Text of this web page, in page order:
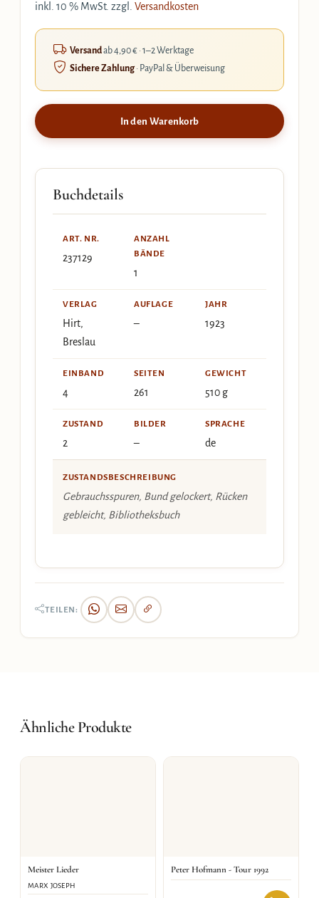
inkl. 10 % MwSt. zzgl. Versandkosten
Versandab 4,90 € · 1–2 Werktage
Sichere Zahlung· PayPal & Überweisung
In den Warenkorb
Buchdetails
ART. NR.
237129
ANZAHL
BÄNDE
1
VERLAG
Hirt,
Breslau
AUFLAGE
–
JAHR
1923
EINBAND
4
SEITEN
261
GEWICHT
510 g
ZUSTAND
2
BILDER
–
SPRACHE
de
ZUSTANDSBESCHREIBUNG
Gebrauchsspuren, Bund gelockert, Rücken
gebleicht, Bibliotheksbuch
TEILEN:
Ähnliche Produkte
Meister Lieder
MARX JOSEPH
Peter Hofmann - Tour 1992